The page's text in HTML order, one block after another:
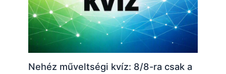
Nehéz műveltségi kvíz: 8/8-ra csak a